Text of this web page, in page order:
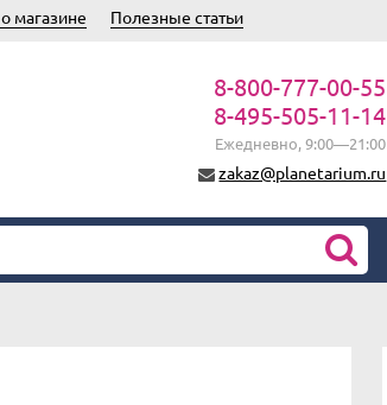
магазине Полезные статьи
8-800-777-00-55
8-495-505-11-14
Ежедневно, 9:00—21:00
zakaz@planetarium.ru